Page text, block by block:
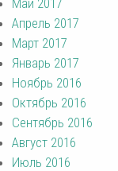
Апрель 2017
Март 2017
Январь 2017
Ноябрь 2016
Октябрь 2016
Сентябрь 2016
Август 2016
Июль 2016